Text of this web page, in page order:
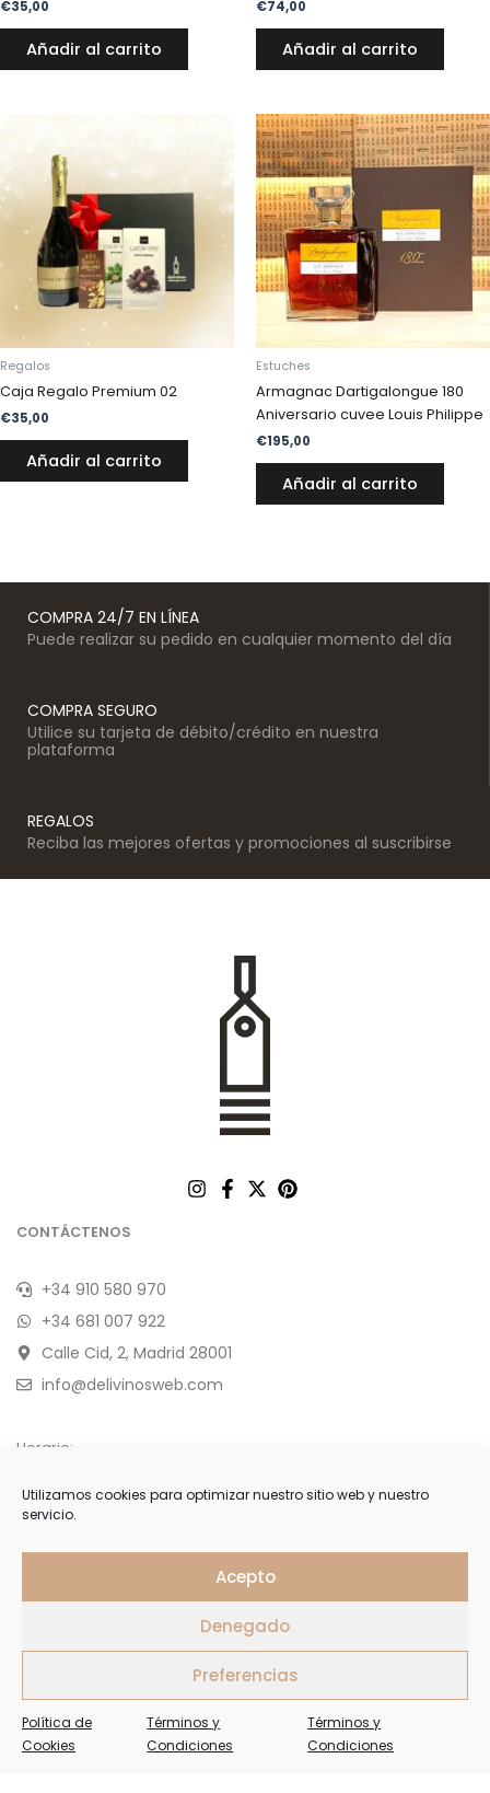
Utilizamos cookies para optimizar nuestro sitio web y nuestro
servicio.
Acepto
Denegado
Preferencias
Política de
Cookies
Términos y
Condiciones
Términos y
Condiciones
€35,00
Añadir al carrito
€74,00
Añadir al carrito
Regalos
Caja Regalo Premium 02
€35,00
Añadir al carrito
Estuches
Armagnac Dartigalongue 180
Aniversario cuvee Louis Philippe
€195,00
Añadir al carrito
COMPRA 24/7 EN LÍNEA
Puede realizar su pedido en cualquier momento del día
COMPRA SEGURO
Utilice su tarjeta de débito/crédito en nuestra
plataforma
REGALOS
Reciba las mejores ofertas y promociones al suscribirse
CONTÁCTENOS
+34 910 580 970
+34 681 007 922
Calle Cid, 2, Madrid 28001
info@delivinosweb.com
Horario:
De Lunes a Sábado 10:00 a 22:00 h.
Domingo y feriados de 11:00 a 18:00 h.
Forme parte de nuestra selecta lista de clientes y reciba